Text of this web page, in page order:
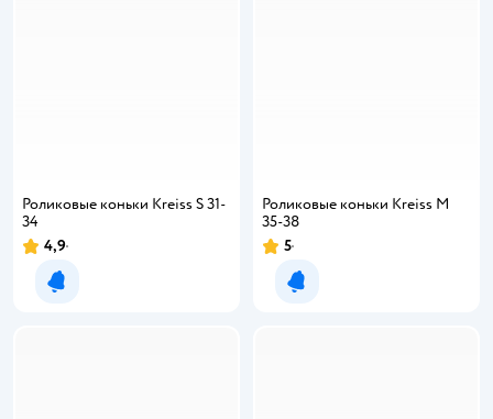
Роликовые коньки Kreiss S 31-
34
4,9
Уведомить о появлении
Роликовые коньки Kreiss M
35-38
5
Уведомить о появлении